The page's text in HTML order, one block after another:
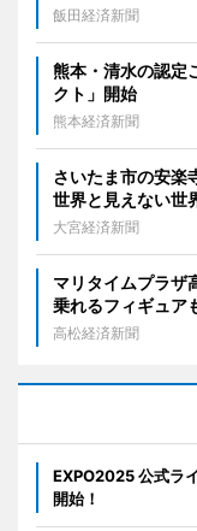
飯田経済新聞
熊本・清水の認定
クト」開始
熊本経済新聞
さいたま市の安
世界と見えない世
大宮経済新聞
マリタイムプラ
乗れるフィギュア
高松経済新聞
EXPO2025 公式ラ
開始！